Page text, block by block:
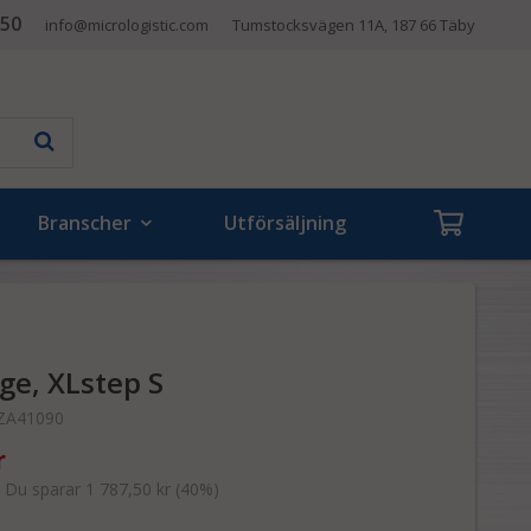
info@micrologistic.com Tumstocksvägen 11A, 187 66 Täby
Branscher Utförsäljning
XLstep S
sparar 1 787,50 kr (40%)